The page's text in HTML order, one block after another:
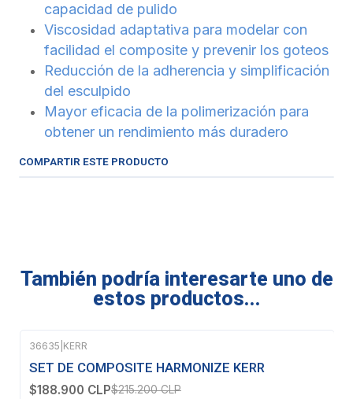
capacidad de pulido
Viscosidad adaptativa para modelar con
facilidad el composite y prevenir los goteos
Reducción de la adherencia y simplificación
del esculpido
Mayor eficacia de la polimerización para
obtener un rendimiento más duradero
COMPARTIR ESTE PRODUCTO
También podría interesarte uno de
estos productos...
-12% OFF
Agotado
36635 KERR
SET DE COMPOSITE HARMONIZE KERR
$188.900 CLP$215.200 CLP